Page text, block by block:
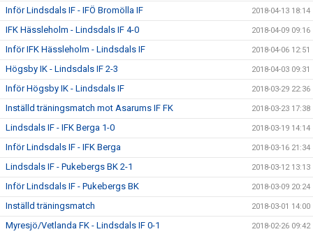
Inför Lindsdals IF - IFÖ Bromölla IF 2018-04-13 18:14
IFK Hässleholm - Lindsdals IF 4-0 2018-04-09 09:16
Inför IFK Hässleholm - Lindsdals IF 2018-04-06 12:51
Högsby IK - Lindsdals IF 2-3 2018-04-03 09:31
Inför Högsby IK - Lindsdals IF 2018-03-29 22:36
Inställd träningsmatch mot Asarums IF FK 2018-03-23 17:38
Lindsdals IF - IFK Berga 1-0 2018-03-19 14:14
Inför Lindsdals IF - IFK Berga 2018-03-16 21:34
Lindsdals IF - Pukebergs BK 2-1 2018-03-12 13:13
Inför Lindsdals IF - Pukebergs BK 2018-03-09 20:24
Inställd träningsmatch 2018-03-01 14:00
Myresjö/Vetlanda FK - Lindsdals IF 0-1 2018-02-26 09:42